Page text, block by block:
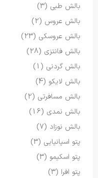
بالش طبی (3)
بالش عروس (2)
بالش عروسکی (23)
بالش فانتزی (28)
بالش گردنی (1)
بالش لایکو (4)
بالش مسافرتی (2)
بالش نمدی (16)
بالش نوزاد (7)
پتو اسپانیایی (3)
پتو اسکیمو (3)
پتو افرا (3)